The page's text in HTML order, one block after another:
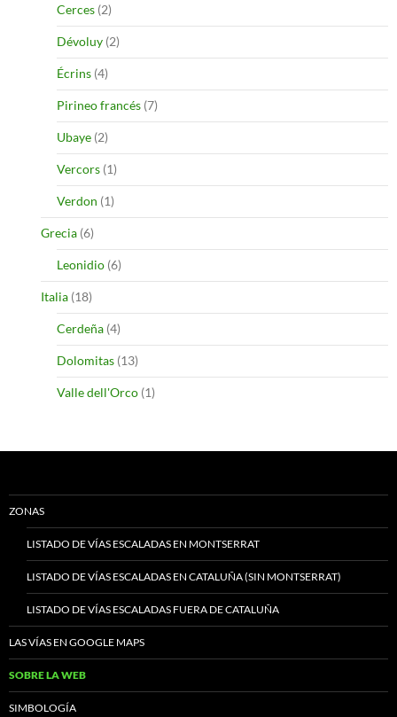
Cerces (2)
Dévoluy (2)
Écrins (4)
Pirineo francés (7)
Ubaye (2)
Vercors (1)
Verdon (1)
Grecia (6)
Leonidio (6)
Italia (18)
Cerdeña (4)
Dolomitas (13)
Valle dell'Orco (1)
ZONAS
LISTADO DE VÍAS ESCALADAS EN MONTSERRAT
LISTADO DE VÍAS ESCALADAS EN CATALUÑA (SIN MONTSERRAT)
LISTADO DE VÍAS ESCALADAS FUERA DE CATALUÑA
LAS VÍAS EN GOOGLE MAPS
SOBRE LA WEB
SIMBOLOGÍA